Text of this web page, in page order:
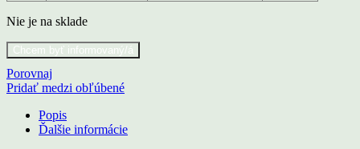
Nie je na sklade
Porovnaj
Pridať medzi obľúbené
Popis
Ďalšie informácie